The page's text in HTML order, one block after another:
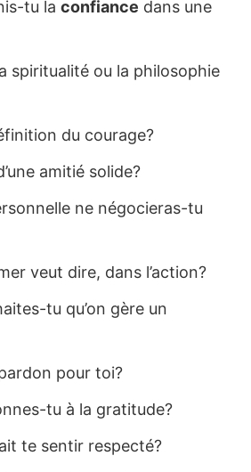
tu la confiance dans une
spiritualité ou la philosophie
du courage?
amitié solide?
ne négocieras-tu
veut dire, dans l’action?
tu qu’on gère un
pour toi?
tu à la gratitude?
te sentir respecté?